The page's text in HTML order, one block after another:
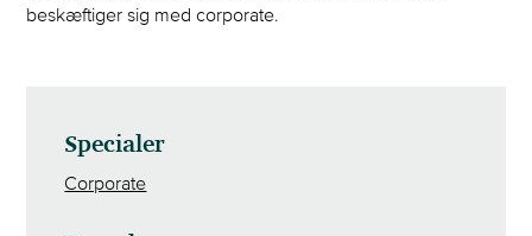
beskæftiger sig med corporate.
Specialer
Corporate